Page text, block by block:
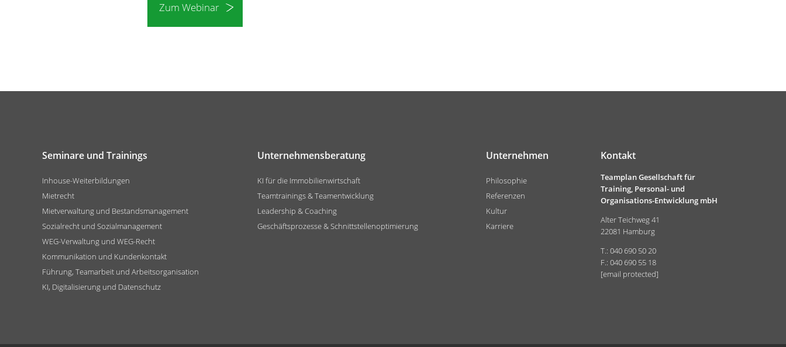
Zum Webinar
Seminare und Trainings
Inhouse-Weiterbildungen
Mietrecht
Mietverwaltung und Bestandsmanagement
Sozialrecht und Sozialmanagement
WEG-Verwaltung und WEG-Recht
Kommunikation und Kundenkontakt
Führung, Teamarbeit und Arbeitsorganisation
KI, Digitalisierung und Datenschutz
Unternehmensberatung
KI für die Immobilienwirtschaft
Teamtrainings & Teamentwicklung
Leadership & Coaching
Geschäftsprozesse & Schnittstellenoptimierung
Unternehmen
Philosophie
Referenzen
Kultur
Karriere
Kontakt
Teamplan Gesellschaft für
Training, Personal- und
Organisations-Entwicklung mbH
Alter Teichweg 41
22081 Hamburg
T.: 040 690 50 20
F.: 040 690 55 18
[email protected]